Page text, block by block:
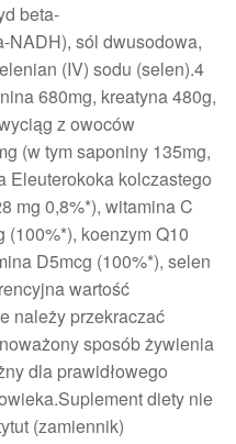
beta-
NADH), sól dwusodowa,
(IV) sodu (selen).4
680mg, kreatyna 480g,
z owoców
(w tym saponiny 135mg,
Eleuterokoka kolczastego
mg 0,8%*), witamina C
(100%*), koenzym Q10
D5mcg (100%*), selen
wartość
należy przekraczać
sposób żywienia
dla prawidłowego
diety nie
(zamiennik)